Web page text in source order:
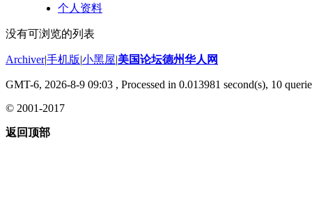
个人资料
没有可浏览的列表
Archiver|手机版|小黑屋|美国论坛德州华人网
GMT-6, 2026-8-9 09:03 , Processed in 0.013981 second(s), 10
© 2001-2017
返回顶部